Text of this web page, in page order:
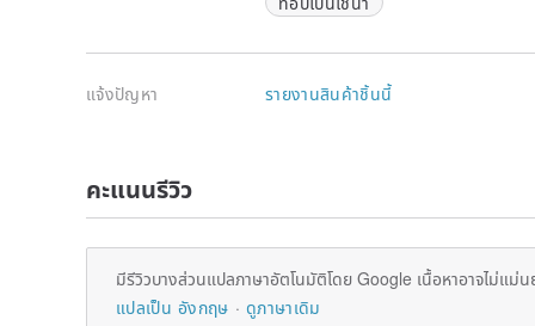
แจ้งปัญหา รายงานสินค้าชิ้นนี้
คะแนนรีวิว
มีรีวิวบางส่วนแปลภาษาอัตโนมัติโดย Google เนื้อหาอาจไม่แม่น
แปลเป็น อังกฤษ
ดูภาษาเดิม